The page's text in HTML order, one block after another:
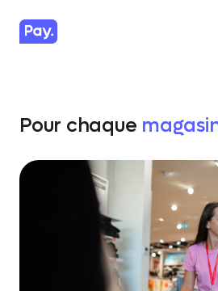
Pour chaque